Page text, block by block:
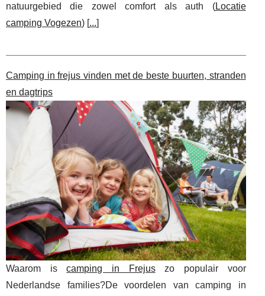
natuurgebied die zowel comfort als auth (Locatie
camping Vogezen) [...]
Camping in frejus vinden met de beste buurten, stranden
en dagtrips
Waarom iscamping in Frejuszo populair voor
Nederlandse families?De voordelen van camping in